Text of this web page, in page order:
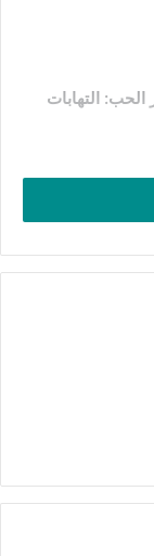
التهابات
بعد
تقدم لنا
مشكلة صحيَّة
وهي تغني
الزوجين الذين
الزوجين هي عدوى
توضح أن هذه